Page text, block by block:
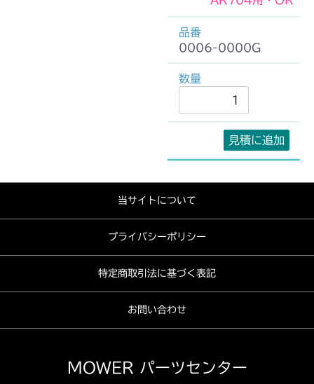
0006-0000G
見積に追加
当サイトについて
プライバシーポリシー
特定商取引法に基づく表記
お問い合わせ
MOWER パーツセンター